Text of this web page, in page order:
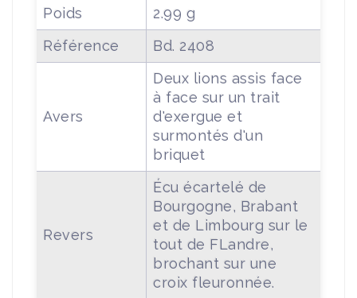
Poids
2.99 g
Référence
Bd. 2408
Avers
Deux lions assis face
à face sur un trait
d'exergue et
surmontés d'un
briquet
Revers
Écu écartelé de
Bourgogne, Brabant
et de Limbourg sur le
tout de FLandre,
brochant sur une
croix fleuronnée.